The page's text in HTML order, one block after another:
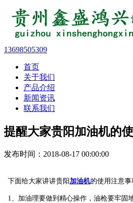
13698505309
首页
关于我们
产品介绍
新闻资讯
联系我们
提醒大家贵阳加油机的
发布时间：2018-08-17 00:00:00
下面给大家讲讲贵阳 加油机的使用注意事
1、加油理要做到精心操作，油枪要牢固